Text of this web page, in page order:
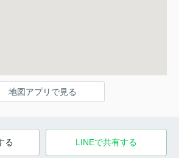
地図アプリで見る
る LINEで共有する